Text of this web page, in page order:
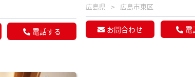
電話する
広島県 広島市東区
お問合わせ 電